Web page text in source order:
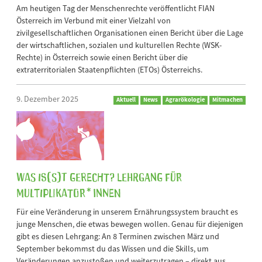
Am heutigen Tag der Menschenrechte veröffentlicht FIAN
Österreich im Verbund mit einer Vielzahl von
zivilgesellschaftlichen Organisationen einen Bericht über die Lage
der wirtschaftlichen, sozialen und kulturellen Rechte (WSK-
Rechte) in Österreich sowie einen Bericht über die
extraterritorialen Staatenpflichten (ETOs) Österreichs.
9. Dezember 2025 Aktuell News Agrarökologie Mitmachen
Was is(s)t gerecht? Lehrgang für
Multiplikator*innen
Für eine Veränderung in unserem Ernährungssystem braucht es
junge Menschen, die etwas bewegen wollen. Genau für diejenigen
gibt es diesen Lehrgang: An 8 Terminen zwischen März und
September bekommst du das Wissen und die Skills, um